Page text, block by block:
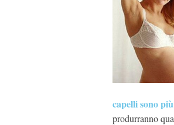
capelli sono
produrranno